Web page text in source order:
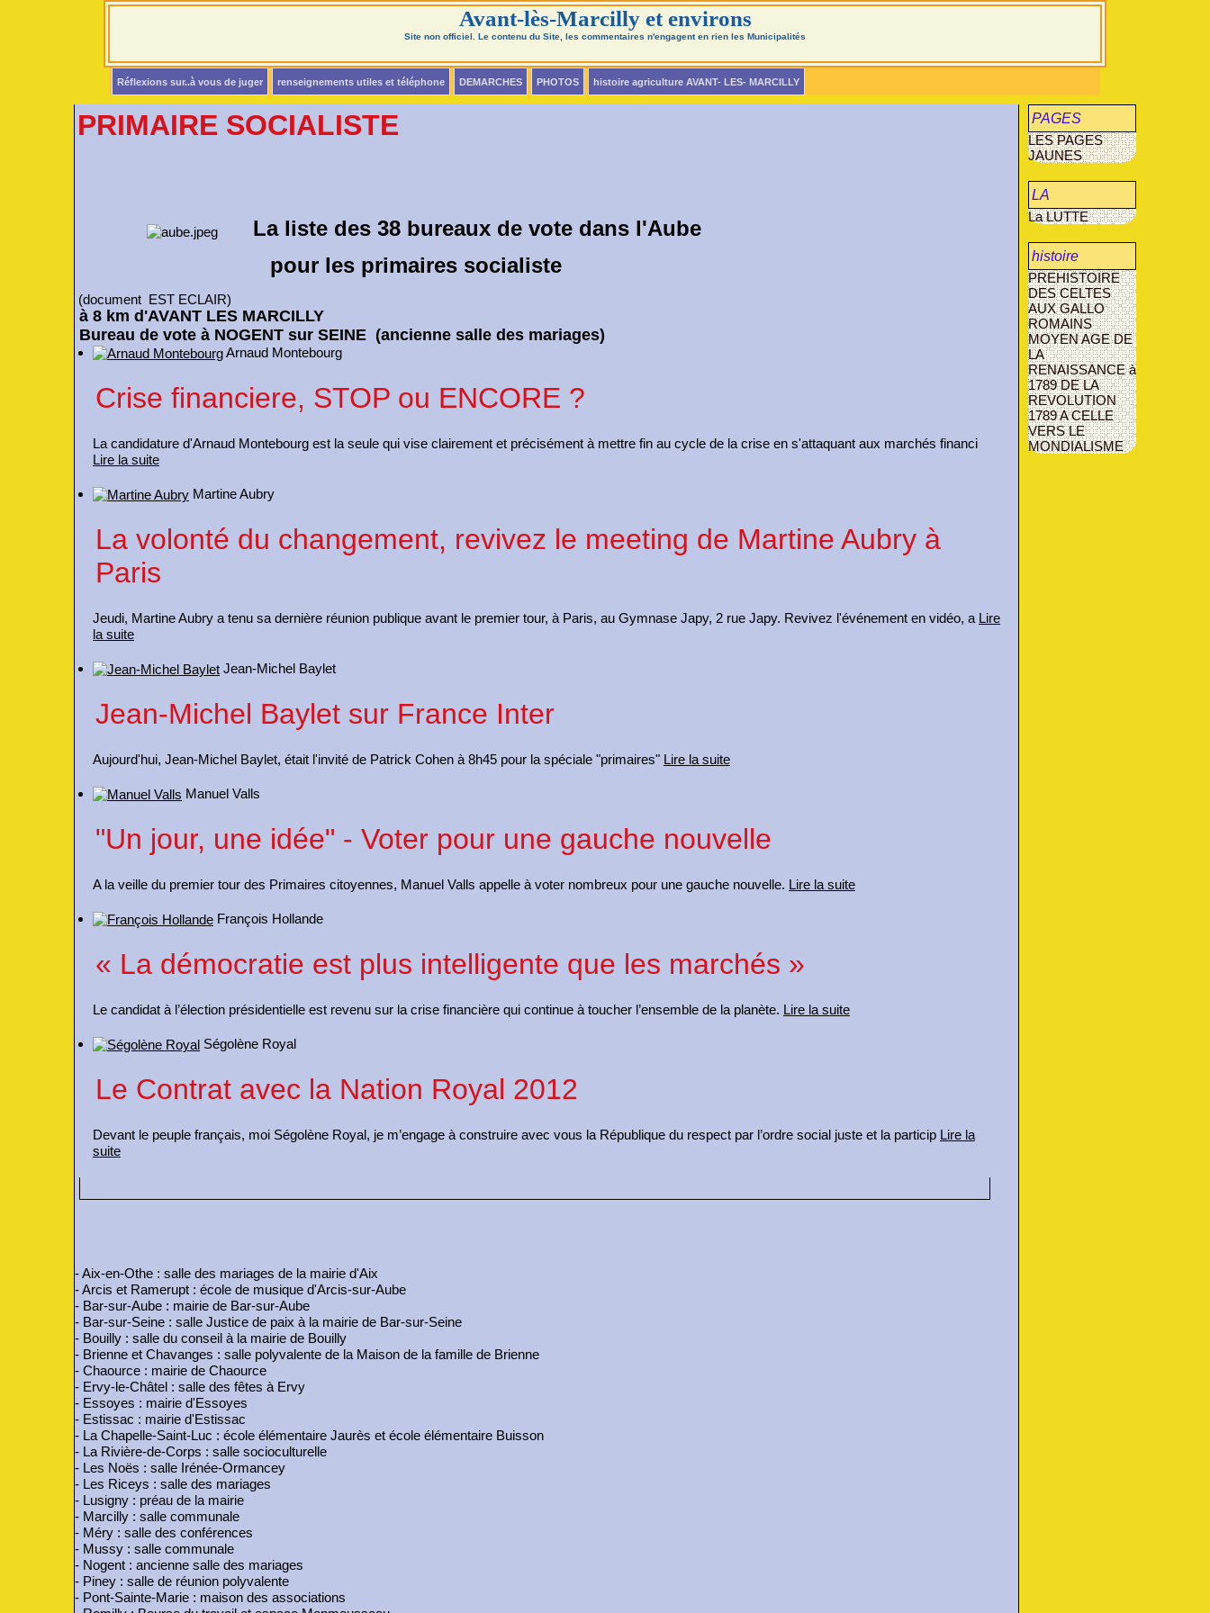
Avant-lès-Marcilly et environs
Site non officiel. Le contenu du Site, les commentaires n'engagent en rien les Municipalités
Réflexions sur..à vous de juger renseignements utiles et téléphone DEMARCHES PHOTOS histoire agriculture AVANT- LES- MARCILLY
PAGES
JAUNES
LES PAGES
JAUNES
LA
MUCOVISCIDOSE
La LUTTE
histoire
agriculture
AVANT- LES-
MARCILLY
PREHISTOIRE
DES CELTES
AUX GALLO
ROMAINS
MOYEN AGEDE
LA
RENAISSANCE à
1789DE LA
REVOLUTION
1789 A CELLE
VERS LE
MONDIALISME
PRIMAIRE SOCIALISTE
La liste des 38 bureaux de vote dans l'Aube
pour les primaires socialiste
(document EST ECLAIR)
à 8 km d'AVANT LES MARCILLY
Bureau de vote à NOGENT sur SEINE (ancienne salle des mariages)
Arnaud Montebourg
Crise financiere, STOP ou ENCORE ?
La candidature d'Arnaud Montebourg est la seule qui vise clairement et précisément à mettre fin au cycle de la crise en s'attaquant aux marchés financi
Lire la suite
Martine Aubry
La volonté du changement, revivez le meeting de Martine Aubry à
Paris
Jeudi, Martine Aubry a tenu sa dernière réunion publique avant le premier tour, à Paris, au Gymnase Japy, 2 rue Japy. Revivez l'événement en vidéo, a Lire
la suite
Jean-Michel Baylet
Jean-Michel Baylet sur France Inter
Aujourd'hui, Jean-Michel Baylet, était l'invité de Patrick Cohen à 8h45 pour la spéciale "primaires" Lire la suite
Manuel Valls
"Un jour, une idée" - Voter pour une gauche nouvelle
A la veille du premier tour des Primaires citoyennes, Manuel Valls appelle à voter nombreux pour une gauche nouvelle. Lire la suite
François Hollande
« La démocratie est plus intelligente que les marchés »
Le candidat à l’élection présidentielle est revenu sur la crise financière qui continue à toucher l’ensemble de la planète. Lire la suite
Ségolène Royal
Le Contrat avec la Nation Royal 2012
Devant le peuple français, moi Ségolène Royal, je m’engage à construire avec vous la République du respect par l’ordre social juste et la particip Lire la
suite
- Aix-en-Othe : salle des mariages de la mairie d'Aix
- Arcis et Ramerupt : école de musique d'Arcis-sur-Aube
- Bar-sur-Aube : mairie de Bar-sur-Aube
- Bar-sur-Seine : salle Justice de paix à la mairie de Bar-sur-Seine
- Bouilly : salle du conseil à la mairie de Bouilly
- Brienne et Chavanges : salle polyvalente de la Maison de la famille de Brienne
- Chaource : mairie de Chaource
- Ervy-le-Châtel : salle des fêtes à Ervy
- Essoyes : mairie d'Essoyes
- Estissac : mairie d'Estissac
- La Chapelle-Saint-Luc : école élémentaire Jaurès et école élémentaire Buisson
- La Rivière-de-Corps : salle socioculturelle
- Les Noës : salle Irénée-Ormancey
- Les Riceys : salle des mariages
- Lusigny : préau de la mairie
- Marcilly : salle communale
- Méry : salle des conférences
- Mussy : salle communale
- Nogent : ancienne salle des mariages
- Piney : salle de réunion polyvalente
- Pont-Sainte-Marie : maison des associations